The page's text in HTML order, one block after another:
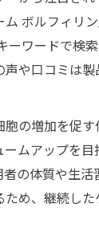
ム ボルフィリ
ーワードで検
声や口コミは
の増加を促
ムアップを
の体質や生
め、継続し